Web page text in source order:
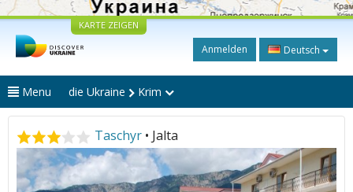
KARTE ZEIGEN
Anmelden Deutsch
Menu die Ukraine Krim
Taschyr • Jalta